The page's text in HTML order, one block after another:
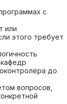
с
или
этого требует
до
вопросов,